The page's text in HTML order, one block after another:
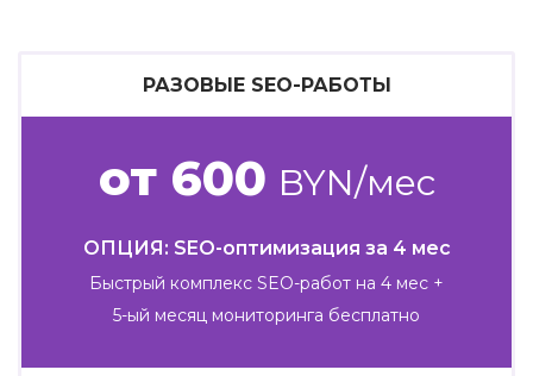
РАЗОВЫЕ SEO-РАБОТЫ
от 600 BYN/мес
ОПЦИЯ: SEO-оптимизация за 4 мес
Быстрый комплекс SEO-работ на 4 мес +
5-ый месяц мониторинга бесплатно